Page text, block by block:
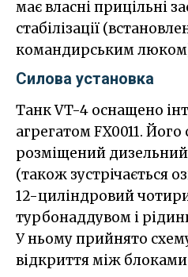
має власні прицільні
стабілізації
командирським
Силова установка
Танк VT-4 оснащено
агрегатом FX0011.
розміщений дизельний
(також зустрічається
12-циліндровий
турбонаддувом і
У ньому прийнято
відкриття між блоками